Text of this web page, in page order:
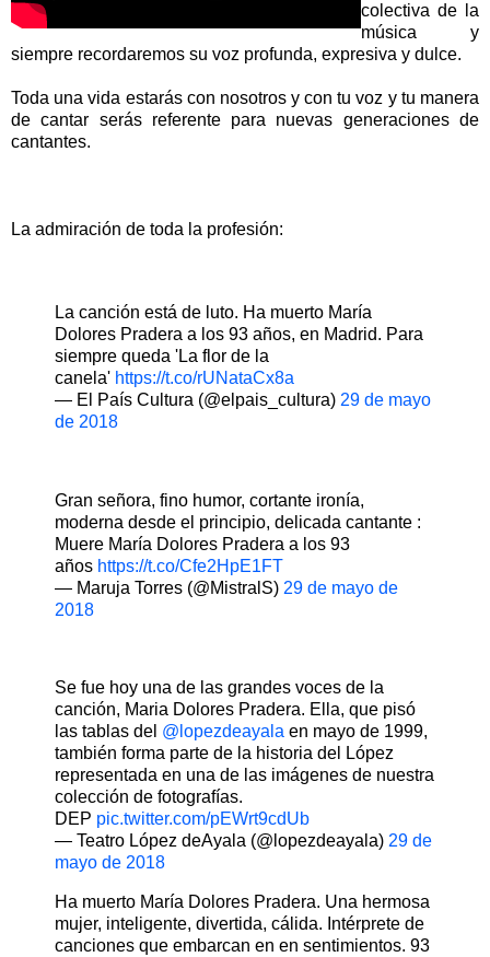
colectiva de la
música y
siempre recordaremos su voz profunda, expresiva y dulce.
Toda una vida estarás con nosotros y con tu voz y tu manera
de cantar serás referente para nuevas generaciones de
cantantes.
La admiración de toda la profesión:
La canción está de luto. Ha muerto María
Dolores Pradera a los 93 años, en Madrid. Para
siempre queda 'La flor de la
canela' https://t.co/rUNataCx8a
— El País Cultura (@elpais_cultura) 29 de mayo
de 2018
Gran señora, fino humor, cortante ironía,
moderna desde el principio, delicada cantante :
Muere María Dolores Pradera a los 93
años https://t.co/Cfe2HpE1FT
— Maruja Torres (@MistralS) 29 de mayo de
2018
Se fue hoy una de las grandes voces de la
canción, Maria Dolores Pradera. Ella, que pisó
las tablas del @lopezdeayala en mayo de 1999,
también forma parte de la historia del López
representada en una de las imágenes de nuestra
colección de fotografías.
DEP pic.twitter.com/pEWrt9cdUb
— Teatro López deAyala (@lopezdeayala) 29 de
mayo de 2018
Ha muerto María Dolores Pradera. Una hermosa
mujer, inteligente, divertida, cálida. Intérprete de
canciones que embarcan en en sentimientos. 93